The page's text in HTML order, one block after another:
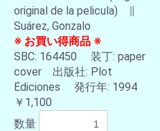
original de la pelicula) ∥
Suárez, Gonzalo
※ お買い得商品 ※
SBC: 164450 装丁: paper
cover 出版社: Plot
Ediciones 発行年: 1994
￥1,100
数量